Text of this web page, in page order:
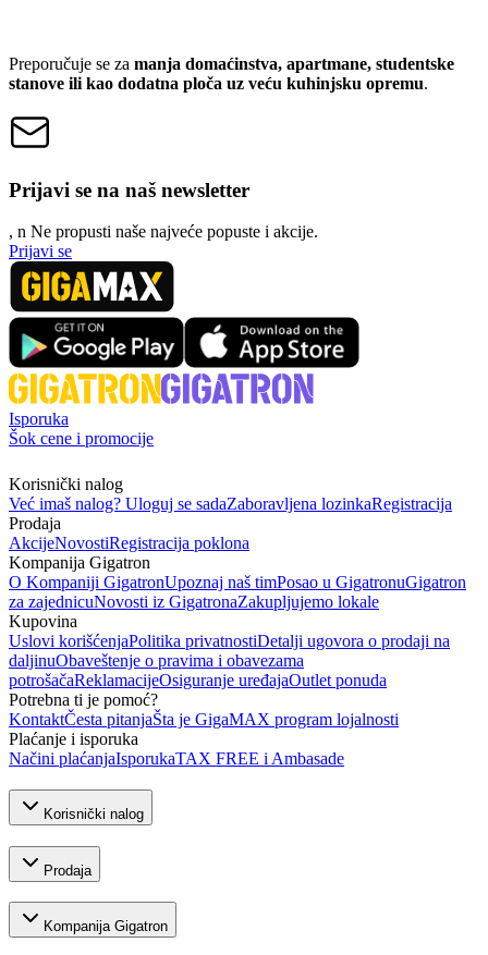
Preporučuje se za manja domaćinstva, apartmane, studentske
stanove ili kao dodatna ploča uz veću kuhinjsku opremu.
Prijavi se na naš newsletter
, n Ne propusti naše najveće popuste i akcije.
Prijavi se
Isporuka
Šok cene i promocije
Korisnički nalog
Već imaš nalog? Uloguj se sadaZaboravljena lozinkaRegistracija
Prodaja
AkcijeNovostiRegistracija poklona
Kompanija Gigatron
O Kompaniji GigatronUpoznaj naš timPosao u GigatronuGigatron
za zajednicuNovosti iz GigatronaZakupljujemo lokale
Kupovina
Uslovi korišćenjaPolitika privatnostiDetalji ugovora o prodaji na
daljinuObaveštenje o pravima i obavezama
potrošačaReklamacijeOsiguranje uređajaOutlet ponuda
Potrebna ti je pomoć?
KontaktČesta pitanjaŠta je GigaMAX program lojalnosti
Plaćanje i isporuka
Načini plaćanjaIsporukaTAX FREE i Ambasade
Korisnički nalog
Prodaja
Kompanija Gigatron